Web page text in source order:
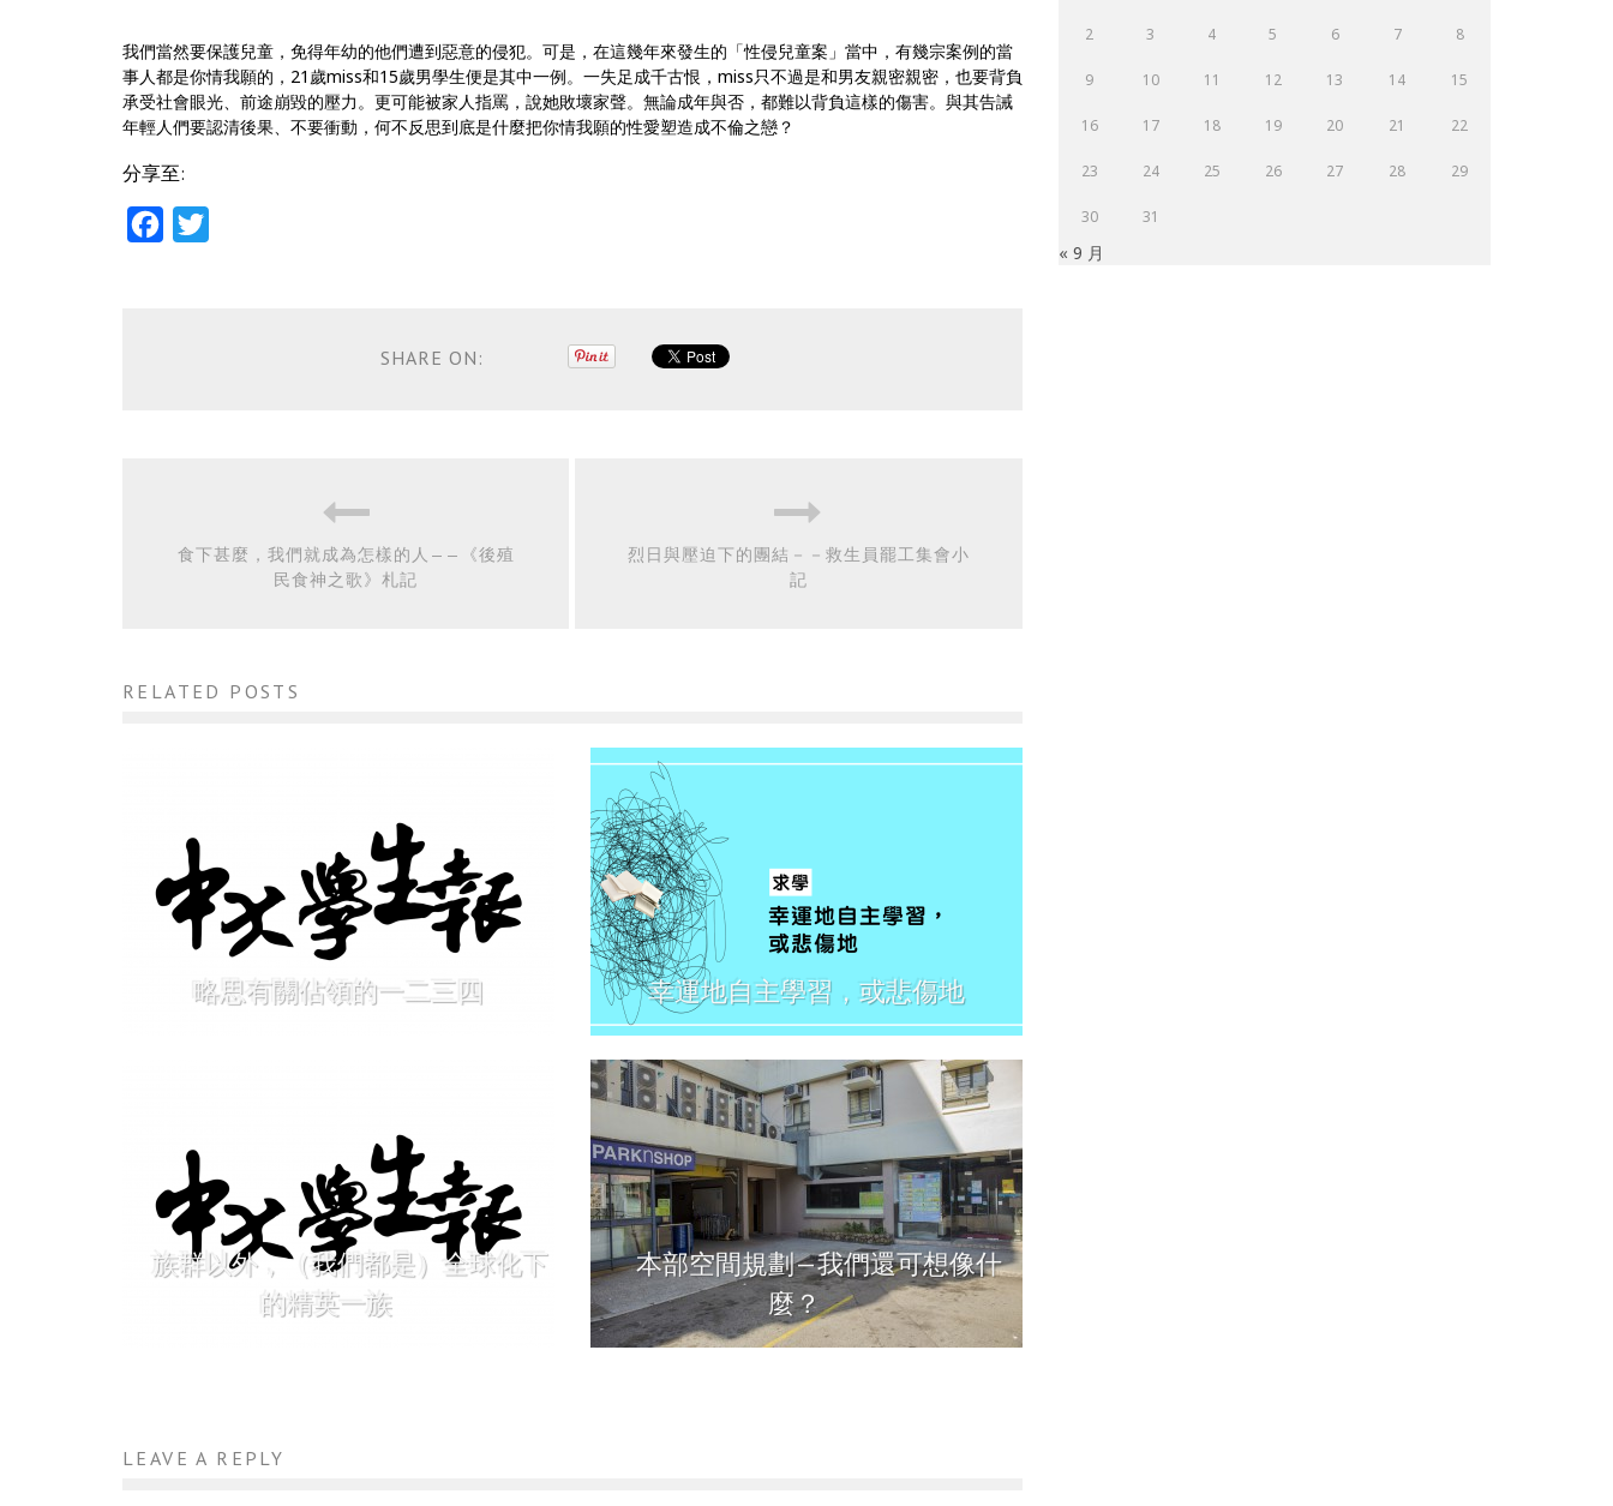
我們當然要保護兒童，免得年幼的他們遭到惡意的侵犯。可是， 在這幾年來發生的「性侵兒童案」當中， 有幾宗案例的當
事人都是你情我願的，21歲miss和15歲男學生便是其中一例。一失足成千古恨，miss只不過是和男友親密親密，也要背負
承受社會眼光、前途崩毀的壓力。更可能被家人指罵， 說她敗壞家聲。無論成年與否，都難以背負這樣的傷害。 與其告誡
年輕人們要認清後果、不要衝動， 何不反思到底是什麼把你情我願的性愛塑造成不倫之戀？
分享至:
Facebook
SHARE ON:
食下甚麼，我們就成為怎樣的人——《後殖
民食神之歌》札記
烈日與壓迫下的團結－－救生員罷工集會小
記
RELATED POSTS
略思有關佔領的一二三四 幸運地自主學習，或悲傷地
族群以外，（我們都是）全球化下
的精英一族
本部空間規劃—我們還可想像什
麼？
LEAVE A REPLY
2 3 4 5 6 7 8
9 10 11 12 13 14 15
16 17 18 19 20 21 22
23 24 25 26 27 28 29
30 31
« 9 月